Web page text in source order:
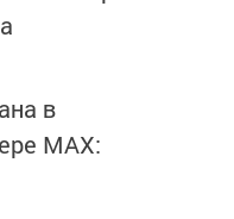
в
MАХ: